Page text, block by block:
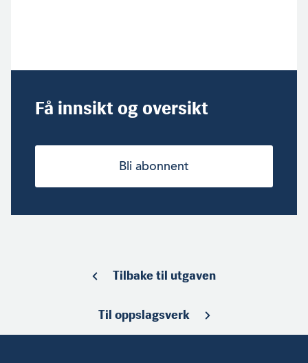
Få innsikt og oversikt
Bli abonnent
Tilbake til utgaven
Til oppslagsverk